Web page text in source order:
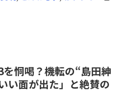
を恫喝？機転の“島田紳
い面が出た」と絶賛の